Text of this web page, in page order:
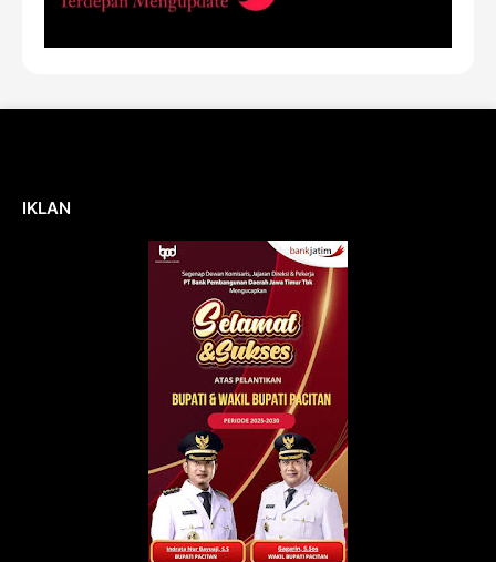
IKLAN